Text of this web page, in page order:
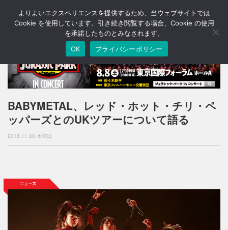
T
o
n
a
v
g
o
BABYMETAL、レッド・ホット・チリ・ペ
ッパーズとのUKツアーについて語る
2016.11.30 水曜日
よりよいエクスペリエンスを提供するため、当ウェブサイトでは
Cookie を使用しています。引き続き閲覧する場合、Cookie の使用
を承諾したものとみなされます。
OK
プライバシーポリシー